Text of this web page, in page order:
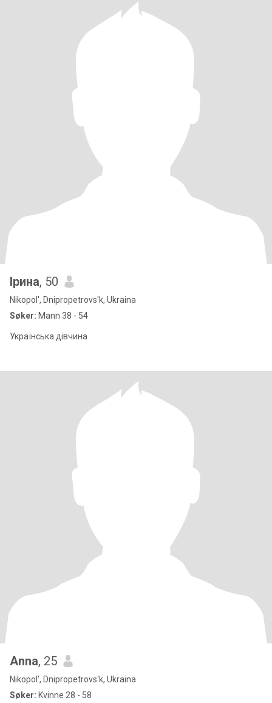
Ірина, 50
Nikopol', Dnipropetrovs'k, Ukraina
Søker: Mann 38 - 54
Українська дівчина
Anna, 25
Nikopol', Dnipropetrovs'k, Ukraina
Søker: Kvinne 28 - 58